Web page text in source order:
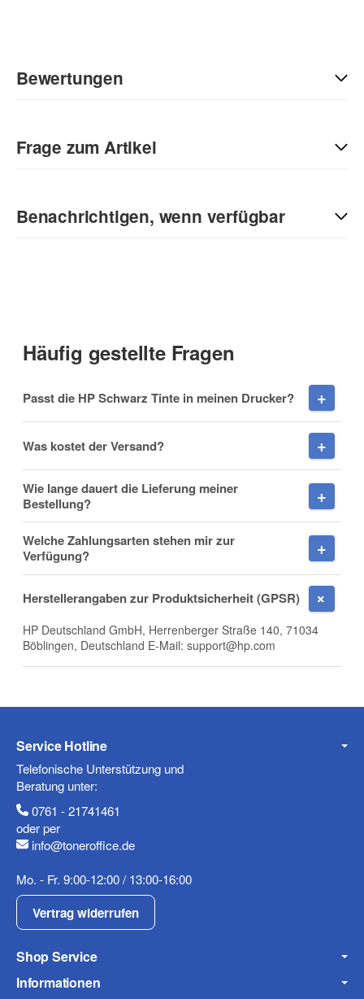
Bewertungen
Sie Anderen bei der Kaufentscheidung:
Frage zum Artikel
Anrede
Nachname
Firma
E-Mail
Telefon
Mobiltelefon
Fax
Frage zum Artikel
Benachrichtigen, wenn verfügbar
(* = Pflichtfelder)
Datenschutzerklärung
Benachrichtigung anfordern
Häufig gestellte Fragen
Passt die HP Schwarz Tinte in meinen Drucker?
Was kostet der Versand?
Wie lange dauert die Lieferung meiner
Bestellung?
Welche Zahlungsarten stehen mir zur
Verfügung?
Herstellerangaben zur Produktsicherheit (GPSR)
HP Deutschland GmbH, Herrenberger Straße 140, 71034
Böblingen, Deutschland E-Mail: support@hp.com
Service Hotline
Telefonische Unterstützung und
Beratung unter:
0761 - 21741461
oder per
info@toneroffice.de
Mo. - Fr. 9:00-12:00 / 13:00-16:00
Vertrag widerrufen
Shop Service
Informationen